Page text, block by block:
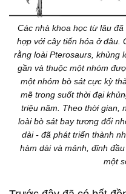
Các nhà khoa học từ lâu
hợp với cây tiến hóa ở đâu.
rằng loài Pterosaurs, khủng
gần và thuộc một nhóm
một nhóm bò sát cực kỳ
mẽ trong suốt thời đại
triệu năm. Theo thời gian,
loài bò sát bay tương đối
dài - đã phát triển thành
hàm dài và mảnh, đỉnh
một